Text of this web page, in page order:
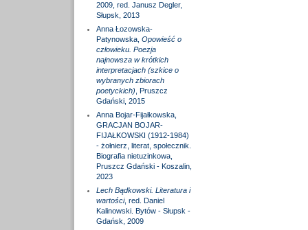
2009, red. Janusz Degler,
Słupsk, 2013
Anna Łozowska-
Patynowska, Opowieść o
człowieku. Poezja
najnowsza w krótkich
interpretacjach (szkice o
wybranych zbiorach
poetyckich) , Pruszcz
Gdański, 2015
Anna Bojar-Fijałkowska,
GRACJAN BOJAR-
FIJAŁKOWSKI (1912-1984)
- żołnierz, literat, społecznik.
Biografia nietuzinkowa,
Pruszcz Gdański - Koszalin,
2023
Lech Bądkowski. Literatura i
wartości, red. Daniel
Kalinowski. Bytów - Słupsk -
Gdańsk, 2009